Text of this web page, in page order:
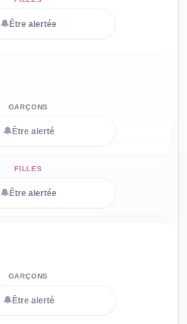
🔔 Être alertée
🔔 Être alerté
🔔 Être alertée
🔔 Être alerté